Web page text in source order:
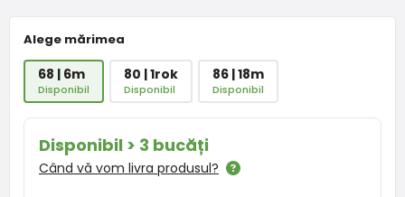
Alege mărimea
68 | 6m
Disponibil
80 | 1rok
Disponibil
86 | 18m
Disponibil
Disponibil > 3 bucăți
Când vă vom livra produsul?